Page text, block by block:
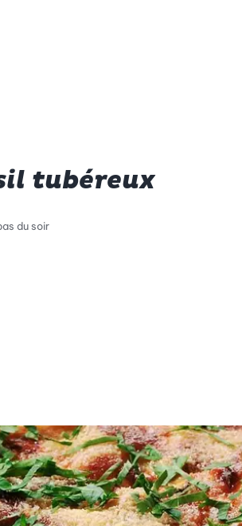
tubéreux
du soir
Green Betty